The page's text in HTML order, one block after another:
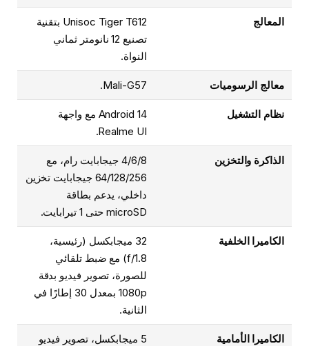
المعالج
Unisoc Tiger T612 بتقنية
تصنيع 12 نانومتر ثماني
النواة.
معالج الرسوميات Mali-G57.
نظام التشغيل
Android 14 مع واجهة
Realme UI.
الذاكرة والتخزين
4/6/8 جيجابايت رام، مع
64/128/256 جيجابايت تخزين
داخلي، يدعم بطاقة
microSD حتى 1 تيرابايت.
الكاميرا الخلفية
32 ميجابكسل (رئيسية،
f/1.8) مع ضبط تلقائي
للصورة، تصوير فيديو بدقة
1080p بمعدل 30 إطارًا في
الثانية.
الكاميرا الأمامية
5 ميجابكسل، تصوير فيديو